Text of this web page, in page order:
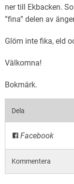
ner till Ekbacken.
”fina” delen av
Glöm inte fika, eld
Välkomna!
Bokmärk.
Dela
Facebook
Kommentera